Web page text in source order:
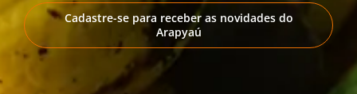
Cadastre-se para receber as novidades do
Arapyaú